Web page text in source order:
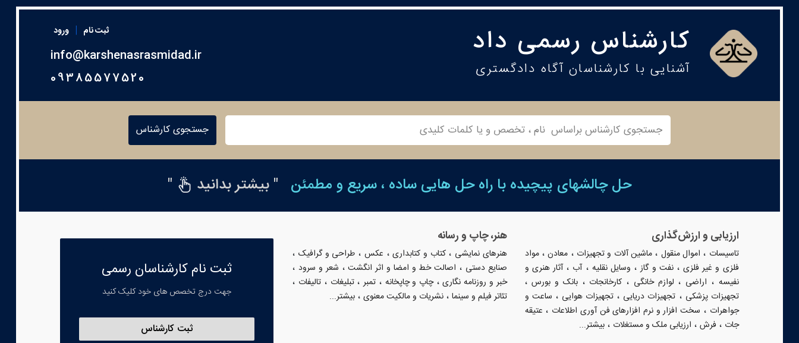
کارشناس رسمی داد
آشنایی با کارشناسان آگاه دادگستری
ثبت نام | ورود
info@karshenasrasmidad.ir
09385577520
جستجوی کارشناس
حل چالشهای پیچیده با راه حل هایی ساده ، سریع و مطمئن " بیشتر بدانید "
ارزیابی و ارزش‌گذاری
تاسیسات ، اموال منقول ،ماشین آلات و تجهیزات ، معادن،مواد
فلزی و غیر فلزی،نفت و گاز، وسایل نقلیه ،آب ،آثار هنری و
نفیسه ، اراضی ، لوازم خانگی ، کارخانجات ،بانک و بورس،
تجهیزات پزشکی ، تجهیزات دریایی ، تجهیزات هوایی ، ساعت و
جواهرات ، سخت افزار و نرم افزارهای فن آوری اطلاعات ، عتیقه
جات ، فرش ، ارزیابی ملک و مستغلات ،بیشتر...
هنر، چاپ و رسانه
هنرهای نمایشی ،کتاب و کتابداری، عکس ، طراحی و گرافیک،
صنایع دستی ، اصالت خط و امضا و اثر انگشت، شعر و سرود،
خبر و روزنامه نگاری،چاپ و چاپخانه ، تمبر،تبلیغات ، تالیفات ،
تئاتر فیلم و سینما ،نشریات و مالکیت معنوی ،بیشتر...
ثبت نام کارشناسان رسمی
جهت درج تخصص های خود کلیک کنید
ثبت کارشناس